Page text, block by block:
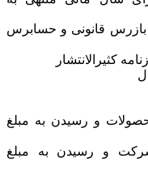
بازرس قانونی و حسابرس
محصولات و رسیدن به مبلغ
شرکت و رسیدن به مبلغ